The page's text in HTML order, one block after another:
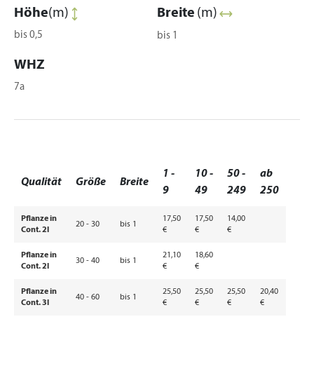
Höhe(m)
bis 0,5
Breite (m)
bis 1
WHZ
7a
Qualität Größe Breite
1 -
9
10 -
49
50 -
249
ab
250
Pflanze in
Cont. 2l
20 - 30 bis 1
17,50
€
17,50
€
14,00
€
Pflanze in
Cont. 2l
30 - 40 bis 1
21,10
€
18,60
€
Pflanze in
Cont. 3l
40 - 60 bis 1
25,50
€
25,50
€
25,50
€
20,40
€